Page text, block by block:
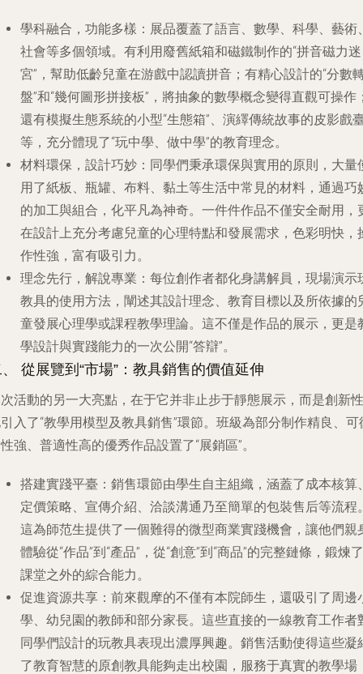
學科融合，功能多樣 ：展品覆蓋了語言、數學、科學、藝術
社會等多個領域。有利用廢舊紙箱和磁鐵制作的“拼音磁力迷
宮”，幫助低齡兒童在游戲中認讀拼音；有精心設計的“分數
盤”和“幾何圖形拼接板”，將抽象的數學概念變得直觀可操作
還有模擬生態系統的小型“生態箱”、演繹傳統故事的皮影戲
等，充分體現了“玩中學、做中學”的教育理念。
材料環保，設計巧妙 ：同學們秉承環保與實用的原則，大量
用了紙板、瓶罐、布料、黏土等生活中常見的材料，通過巧
的加工與組合，化平凡為神奇。一件件作品不僅安全耐用，
在設計上充分考慮兒童的心理特點和發展需求，色彩明快，
作性強，富有吸引力。
理念先行，解說專業 ：每位創作者都化身講解員，現場演示
教具的使用方法，闡述其設計理念、教育目標以及所依據的
童發展心理學或課程教學理論。這不僅是作品的展示，更是
學設計與實踐能力的一次公開“答辯”。
從展覽到“市場”：教具銷售的價值延伸
活動的另一大亮點，在于它并非止步于靜態展示，而是創新性
入了“教學用模型及教具銷售”環節。班級為部分制作精良、可
強、普適性高的優秀作品設置了“展銷區”。
搭建實踐平臺 ：銷售環節由學生自主組織，涵蓋了成本核算
定價策略、宣傳介紹、洽談溝通乃至簡單的包裝售后等流程
這為師范生提供了一個難得的微型商業實踐機會，讓他們親
體驗從“作品”到“產品”，從“創意”到“商品”的完整鏈條，鍛煉了
課堂之外的綜合能力。
促進資源共享 ：前來觀摩的不僅有本院師生，還吸引了周邊
學、幼兒園的教師和部分家長。這些直接的一線教育工作者
同學們設計的玩教具表現出濃厚興趣。銷售活動使得這些凝
了教育智慧的原創教具能夠走出校園，服務于真實的教學場